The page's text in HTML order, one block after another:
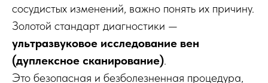
сосудистых изменений, важно понять их причину.
Золотой стандарт диагностики —
ультразвуковое исследование вен
(дуплексное сканирование).
Это безопасная и безболезненная процедура,